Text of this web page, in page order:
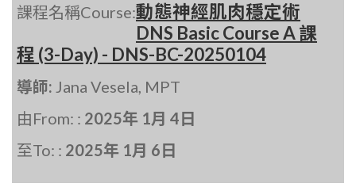
課程名稱Course:動態神經肌肉穩定術
DNS Basic Course A 課
程 (3-Day) - DNS-BC-20250104
導師: Jana Vesela, MPT
由From: : 2025年 1月 4日
至To: : 2025年 1月 6日